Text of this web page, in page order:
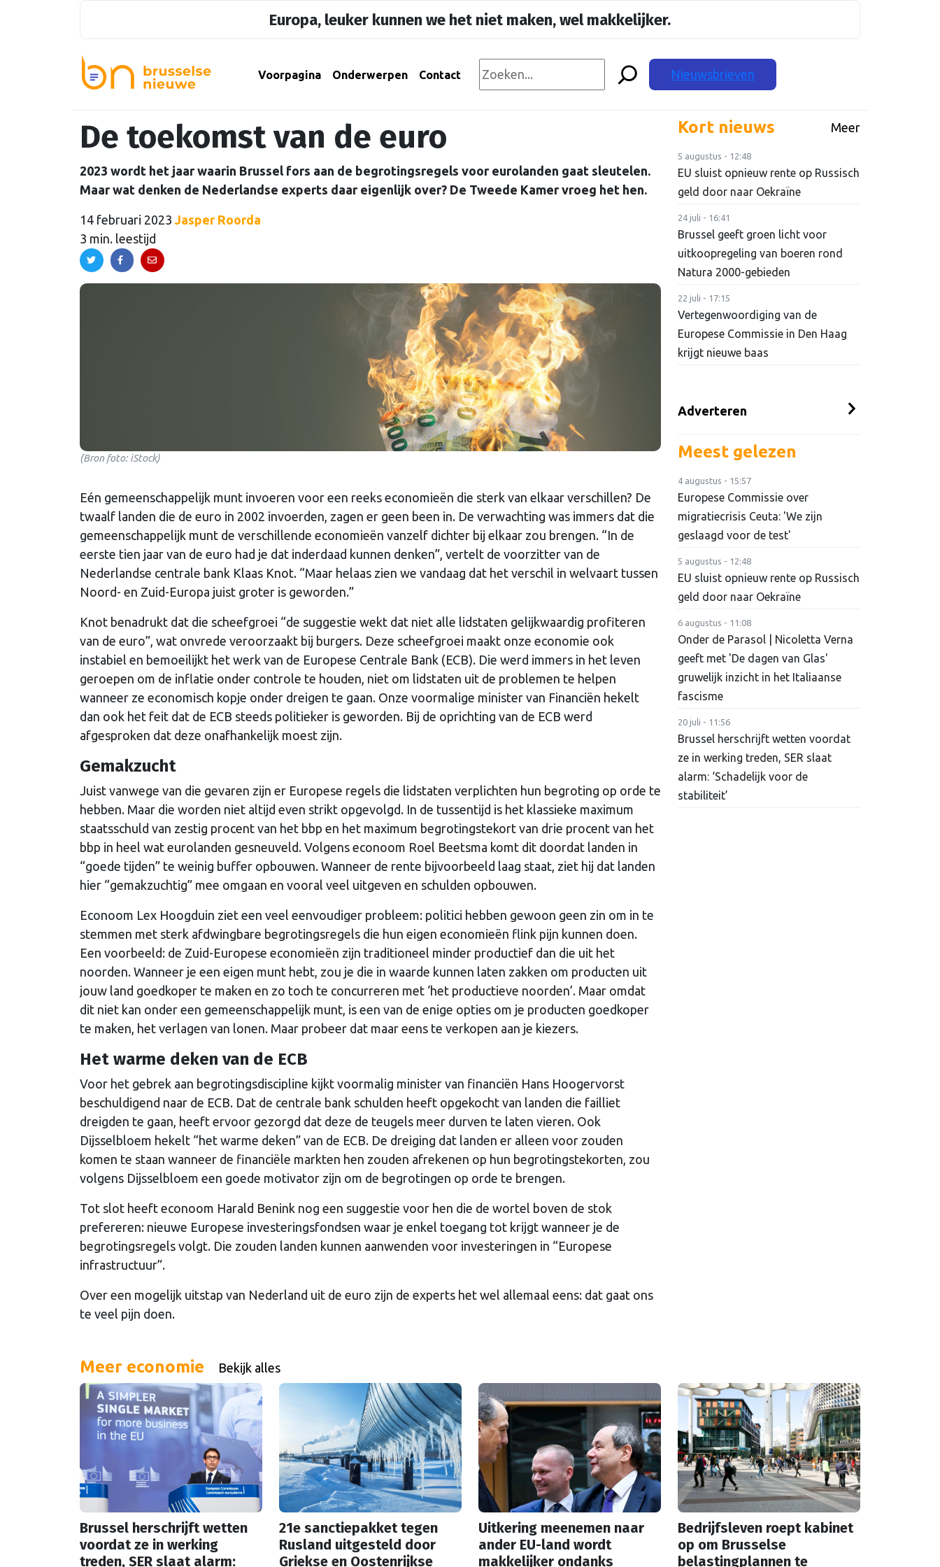
Europa, leuker kunnen we het niet maken, wel makkelijker.
Voorpagina Onderwerpen Contact Nieuwsbrieven
De toekomst van de euro
2023 wordt het jaar waarin Brussel fors aan de begrotingsregels voor eurolanden gaat sleutelen.
Maar wat denken de Nederlandse experts daar eigenlijk over? De Tweede Kamer vroeg het hen.
14 februari 2023 Jasper Roorda
3 min. leestijd
(Bron foto: iStock)
Eén gemeenschappelijk munt invoeren voor een reeks economieën die sterk van elkaar verschillen? De
twaalf landen die de euro in 2002 invoerden, zagen er geen been in. De verwachting was immers dat die
gemeenschappelijk munt de verschillende economieën vanzelf dichter bij elkaar zou brengen. “In de
eerste tien jaar van de euro had je dat inderdaad kunnen denken”, vertelt de voorzitter van de
Nederlandse centrale bank Klaas Knot. “Maar helaas zien we vandaag dat het verschil in welvaart tussen
Noord- en Zuid-Europa juist groter is geworden.”
Knot benadrukt dat die scheefgroei “de suggestie wekt dat niet alle lidstaten gelijkwaardig profiteren
van de euro”, wat onvrede veroorzaakt bij burgers. Deze scheefgroei maakt onze economie ook
instabiel en bemoeilijkt het werk van de Europese Centrale Bank (ECB). Die werd immers in het leven
geroepen om de inflatie onder controle te houden, niet om lidstaten uit de problemen te helpen
wanneer ze economisch kopje onder dreigen te gaan. Onze voormalige minister van Financiën hekelt
dan ook het feit dat de ECB steeds politieker is geworden. Bij de oprichting van de ECB werd
afgesproken dat deze onafhankelijk moest zijn.
Gemakzucht
Juist vanwege van die gevaren zijn er Europese regels die lidstaten verplichten hun begroting op orde te
hebben. Maar die worden niet altijd even strikt opgevolgd. In de tussentijd is het klassieke maximum
staatsschuld van zestig procent van het bbp en het maximum begrotingstekort van drie procent van het
bbp in heel wat eurolanden gesneuveld. Volgens econoom Roel Beetsma komt dit doordat landen in
“goede tijden” te weinig buffer opbouwen. Wanneer de rente bijvoorbeeld laag staat, ziet hij dat landen
hier “gemakzuchtig” mee omgaan en vooral veel uitgeven en schulden opbouwen.
Econoom Lex Hoogduin ziet een veel eenvoudiger probleem: politici hebben gewoon geen zin om in te
stemmen met sterk afdwingbare begrotingsregels die hun eigen economieën flink pijn kunnen doen.
Een voorbeeld: de Zuid-Europese economieën zijn traditioneel minder productief dan die uit het
noorden. Wanneer je een eigen munt hebt, zou je die in waarde kunnen laten zakken om producten uit
jouw land goedkoper te maken en zo toch te concurreren met ‘het productieve noorden’. Maar omdat
dit niet kan onder een gemeenschappelijk munt, is een van de enige opties om je producten goedkoper
te maken, het verlagen van lonen. Maar probeer dat maar eens te verkopen aan je kiezers.
Het warme deken van de ECB
Voor het gebrek aan begrotingsdiscipline kijkt voormalig minister van financiën Hans Hoogervorst
beschuldigend naar de ECB. Dat de centrale bank schulden heeft opgekocht van landen die failliet
dreigden te gaan, heeft ervoor gezorgd dat deze de teugels meer durven te laten vieren. Ook
Dijsselbloem hekelt “het warme deken” van de ECB. De dreiging dat landen er alleen voor zouden
komen te staan wanneer de financiële markten hen zouden afrekenen op hun begrotingstekorten, zou
volgens Dijsselbloem een goede motivator zijn om de begrotingen op orde te brengen.
Tot slot heeft econoom Harald Benink nog een suggestie voor hen die de wortel boven de stok
prefereren: nieuwe Europese investeringsfondsen waar je enkel toegang tot krijgt wanneer je de
begrotingsregels volgt. Die zouden landen kunnen aanwenden voor investeringen in “Europese
infrastructuur”.
Over een mogelijk uitstap van Nederland uit de euro zijn de experts het wel allemaal eens: dat gaat ons
te veel pijn doen.
Kort nieuws Meer
5 augustus - 12:48
EU sluist opnieuw rente op Russisch
geld door naar Oekraïne
24 juli - 16:41
Brussel geeft groen licht voor
uitkoopregeling van boeren rond
Natura 2000-gebieden
22 juli - 17:15
Vertegenwoordiging van de
Europese Commissie in Den Haag
krijgt nieuwe baas
Adverteren
Meest gelezen
4 augustus - 15:57
Europese Commissie over
migratiecrisis Ceuta: 'We zijn
geslaagd voor de test'
5 augustus - 12:48
EU sluist opnieuw rente op Russisch
geld door naar Oekraïne
6 augustus - 11:08
Onder de Parasol | Nicoletta Verna
geeft met 'De dagen van Glas'
gruwelijk inzicht in het Italiaanse
fascisme
20 juli - 11:56
Brussel herschrijft wetten voordat
ze in werking treden, SER slaat
alarm: ‘Schadelijk voor de
stabiliteit’
Meer economie Bekijk alles
Brussel herschrijft wetten
voordat ze in werking
treden, SER slaat alarm:
21e sanctiepakket tegen
Rusland uitgesteld door
Griekse en Oostenrijkse
Uitkering meenemen naar
ander EU-land wordt
makkelijker ondanks
Bedrijfsleven roept kabinet
op om Brusselse
belastingplannen te